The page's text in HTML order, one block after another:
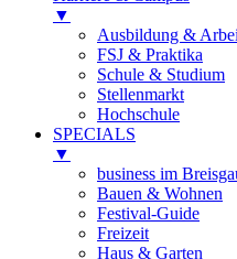
▼
Ausbildung &
FSJ & Praktika
Schule & Studium
Stellenmarkt
Hochschule
SPECIALS
▼
business im
Bauen & Wohnen
Festival-Guide
Freizeit
Haus & Garten